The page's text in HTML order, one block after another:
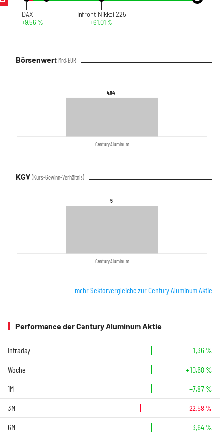
DAX
+9,56 %
Infront Nikkei 225
+61,01 %
Börsenwert Mrd. EUR
4,04
4,04
Century Aluminum
KGV (Kurs-Gewinn-Verhältnis)
5
5
Century Aluminum
mehr Sektorvergleiche zur Century Aluminum Aktie
Performance der Century Aluminum Aktie
Intraday +1,36 %
Woche +10,68 %
1M +7,87 %
3M -22,58 %
6M +3,64 %